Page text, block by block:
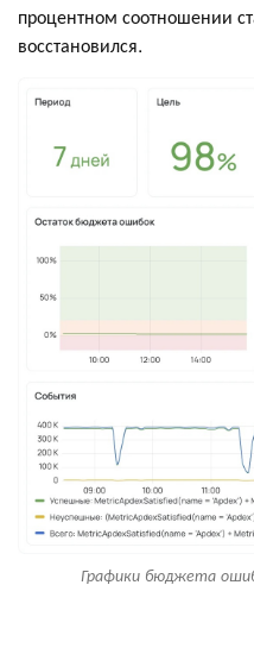
процентном соотношении
восстановился.
Графики бюджета